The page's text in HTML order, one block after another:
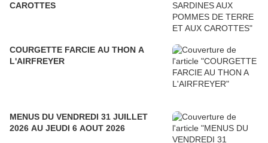
CAROTTES
COURGETTE FARCIE AU THON A
L'AIRFREYER
MENUS DU VENDREDI 31 JUILLET
2026 AU JEUDI 6 AOUT 2026